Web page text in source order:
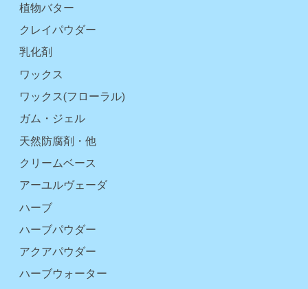
植物バター
クレイパウダー
乳化剤
ワックス
ワックス(フローラル)
ガム・ジェル
天然防腐剤・他
クリームベース
アーユルヴェーダ
ハーブ
ハーブパウダー
アクアパウダー
ハーブウォーター